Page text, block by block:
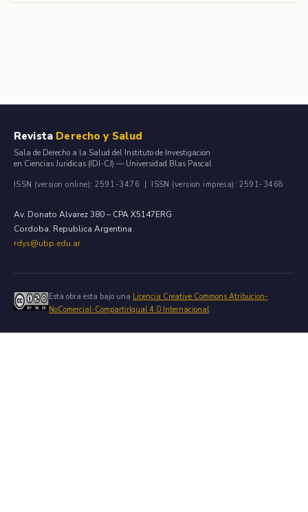
Revista Derecho y Salud
Sala de Derecho a la Salud del Instituto de Investigacion
en Ciencias Juridicas (IDI-CJ) — Universidad Blas Pascal
ISSN (version online): 2591-3476 | ISSN (version impresa): 2591-3468
Av. Donato Alvarez 380 – CPA X5147ERG
Cordoba, Republica Argentina
rdys@ubp.edu.ar
Esta obra esta bajo una Licencia Creative Commons Atribucion-
NoComercial-CompartirIgual 4.0 Internacional.